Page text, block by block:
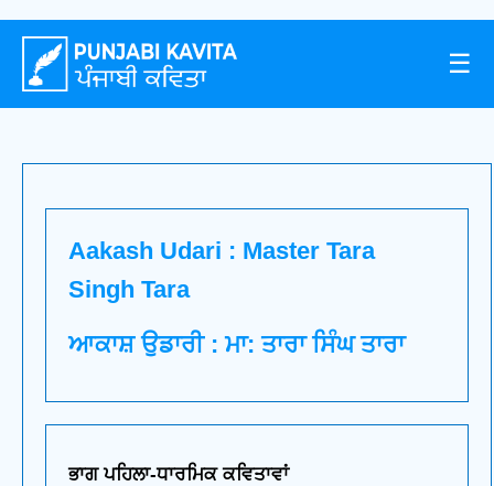
☰
Aakash Udari : Master Tara
Singh Tara
ਆਕਾਸ਼ ਉਡਾਰੀ : ਮਾ: ਤਾਰਾ ਸਿੰਘ ਤਾਰਾ
ਭਾਗ ਪਹਿਲਾ-ਧਾਰਮਿਕ ਕਵਿਤਾਵਾਂ